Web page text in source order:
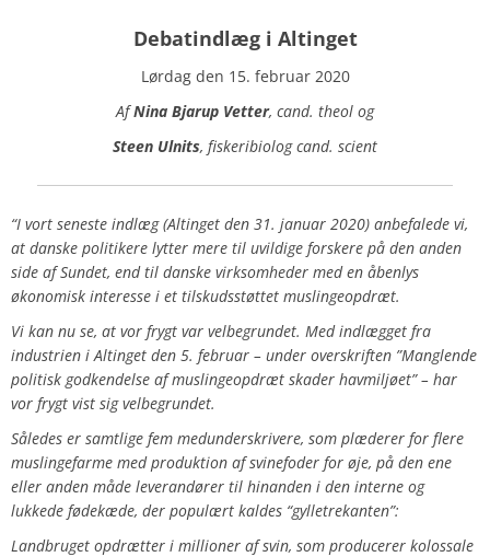
Debatindlæg i Altinget
Lørdag den 15. februar 2020
AfNina Bjarup Vetter, cand. theol og
Steen Ulnits, fiskeribiolog cand. scient
“I vort seneste indlæg (Altinget den 31. januar 2020) anbefalede vi,
at danske politikere lytter mere til uvildige forskere på den anden
side af Sundet, end til danske virksomheder med en åbenlys
økonomisk interesse i et tilskudsstøttet muslingeopdræt.
Vi kan nu se, at vor frygt var velbegrundet. Med indlægget fra
industrien i Altinget den 5. februar – under overskriften ”Manglende
politisk godkendelse af muslingeopdræt skader havmiljøet” – har
vor frygt vist sig velbegrundet.
Således er samtlige fem medunderskrivere, som plæderer for flere
muslingefarme med produktion af svinefoder for øje, på den ene
eller anden måde leverandører til hinanden i den interne og
lukkede fødekæde, der populært kaldes “gylletrekanten”:
Landbruget opdrætter i millioner af svin, som producerer kolossale